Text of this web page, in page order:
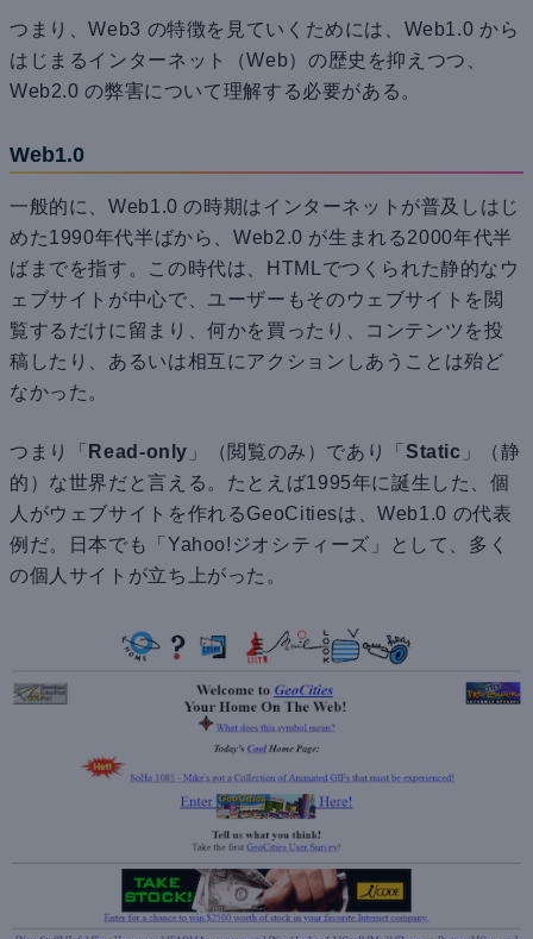
つまり、Web3 の特徴を見ていくためには、Web1.0 から
はじまるインターネット（Web）の歴史を抑えつつ、
Web2.0 の弊害について理解する必要がある。
Web1.0
一般的に、Web1.0 の時期はインターネットが普及しはじ
めた1990年代半ばから、Web2.0 が生まれる2000年代半
ばまでを指す。この時代は、HTMLでつくられた静的なウ
ェブサイトが中心で、ユーザーもそのウェブサイトを閲
覧するだけに留まり、何かを買ったり、コンテンツを投
稿したり、あるいは相互にアクションしあうことは殆ど
なかった。
つまり「 Read-only 」（閲覧のみ）であり「 Static 」（静
的）な世界だと言える。たとえば1995年に誕生した、個
人がウェブサイトを作れるGeoCitiesは、Web1.0 の代表
例だ。日本でも「Yahoo!ジオシティーズ」として、多く
の個人サイトが立ち上がった。